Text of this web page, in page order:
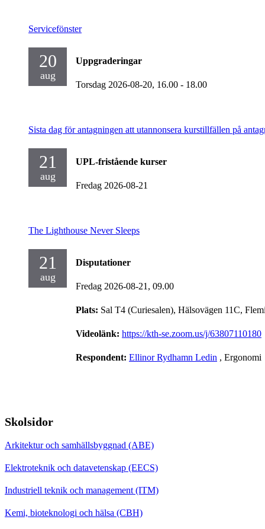
Servicefönster
20
aug
Uppgraderingar
Torsdag 2026-08-20, 16.00 - 18.00
Sista dag för antagningen att utannonsera kurstillfällen på
21
aug
UPL-fristående kurser
Fredag 2026-08-21
The Lighthouse Never Sleeps
21
aug
Disputationer
Fredag 2026-08-21, 09.00
Plats: Sal T4 (Curiesalen), Hälsovägen 11C,
Videolänk: https://kth-se.zoom.us/j/63807110180
Respondent: Ellinor Rydhamn Ledin , Ergonomi
Skolsidor
Arkitektur och samhällsbyggnad (ABE)
Elektroteknik och datavetenskap (EECS)
Industriell teknik och management (ITM)
Kemi, bioteknologi och hälsa (CBH)